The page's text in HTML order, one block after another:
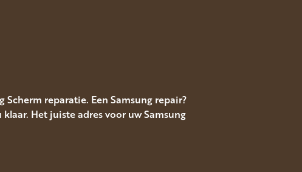
reparatie. Een Samsung repair?
Het juiste adres voor uw Samsung